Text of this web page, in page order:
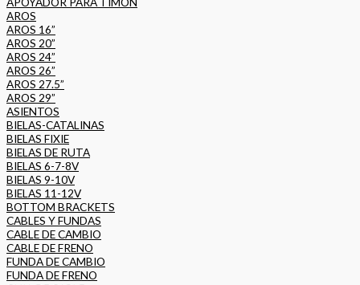
AROS
AROS 16”
AROS 20”
AROS 24”
AROS 26”
AROS 27.5”
AROS 29”
ASIENTOS
BIELAS-CATALINAS
BIELAS FIXIE
BIELAS DE RUTA
BIELAS 6-7-8V
BIELAS 9-10V
BIELAS 11-12V
BOTTOM BRACKETS
CABLES Y FUNDAS
CABLE DE CAMBIO
CABLE DE FRENO
FUNDA DE CAMBIO
FUNDA DE FRENO